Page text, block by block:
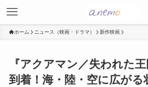
ホーム ニュース（映画・ドラマ） 新作映画
『アクアマン／失われた
到着！海・陸・空に広がる